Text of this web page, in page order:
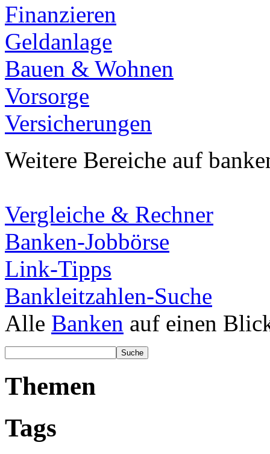
Finanzieren
Geldanlage
Bauen & Wohnen
Vorsorge
Versicherungen
Weitere Bereiche auf
Vergleiche & Rechner
Banken-Jobbörse
Link-Tipps
Bankleitzahlen-Suche
Alle Banken auf einen
Themen
Tags